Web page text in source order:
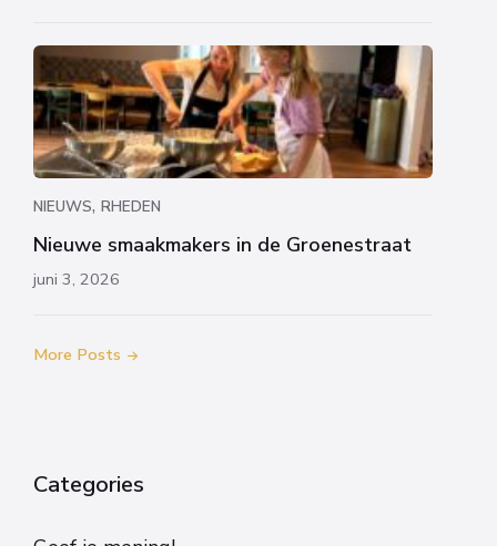
NIEUWS, RHEDEN
Nieuwe smaakmakers in de Groenestraat
juni 3, 2026
More Posts
Categories